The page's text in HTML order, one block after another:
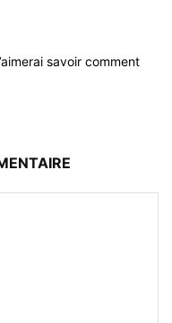
savoir comment